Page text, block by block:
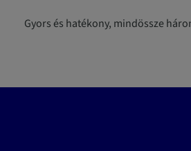
Gyors és hatékony, mindössze